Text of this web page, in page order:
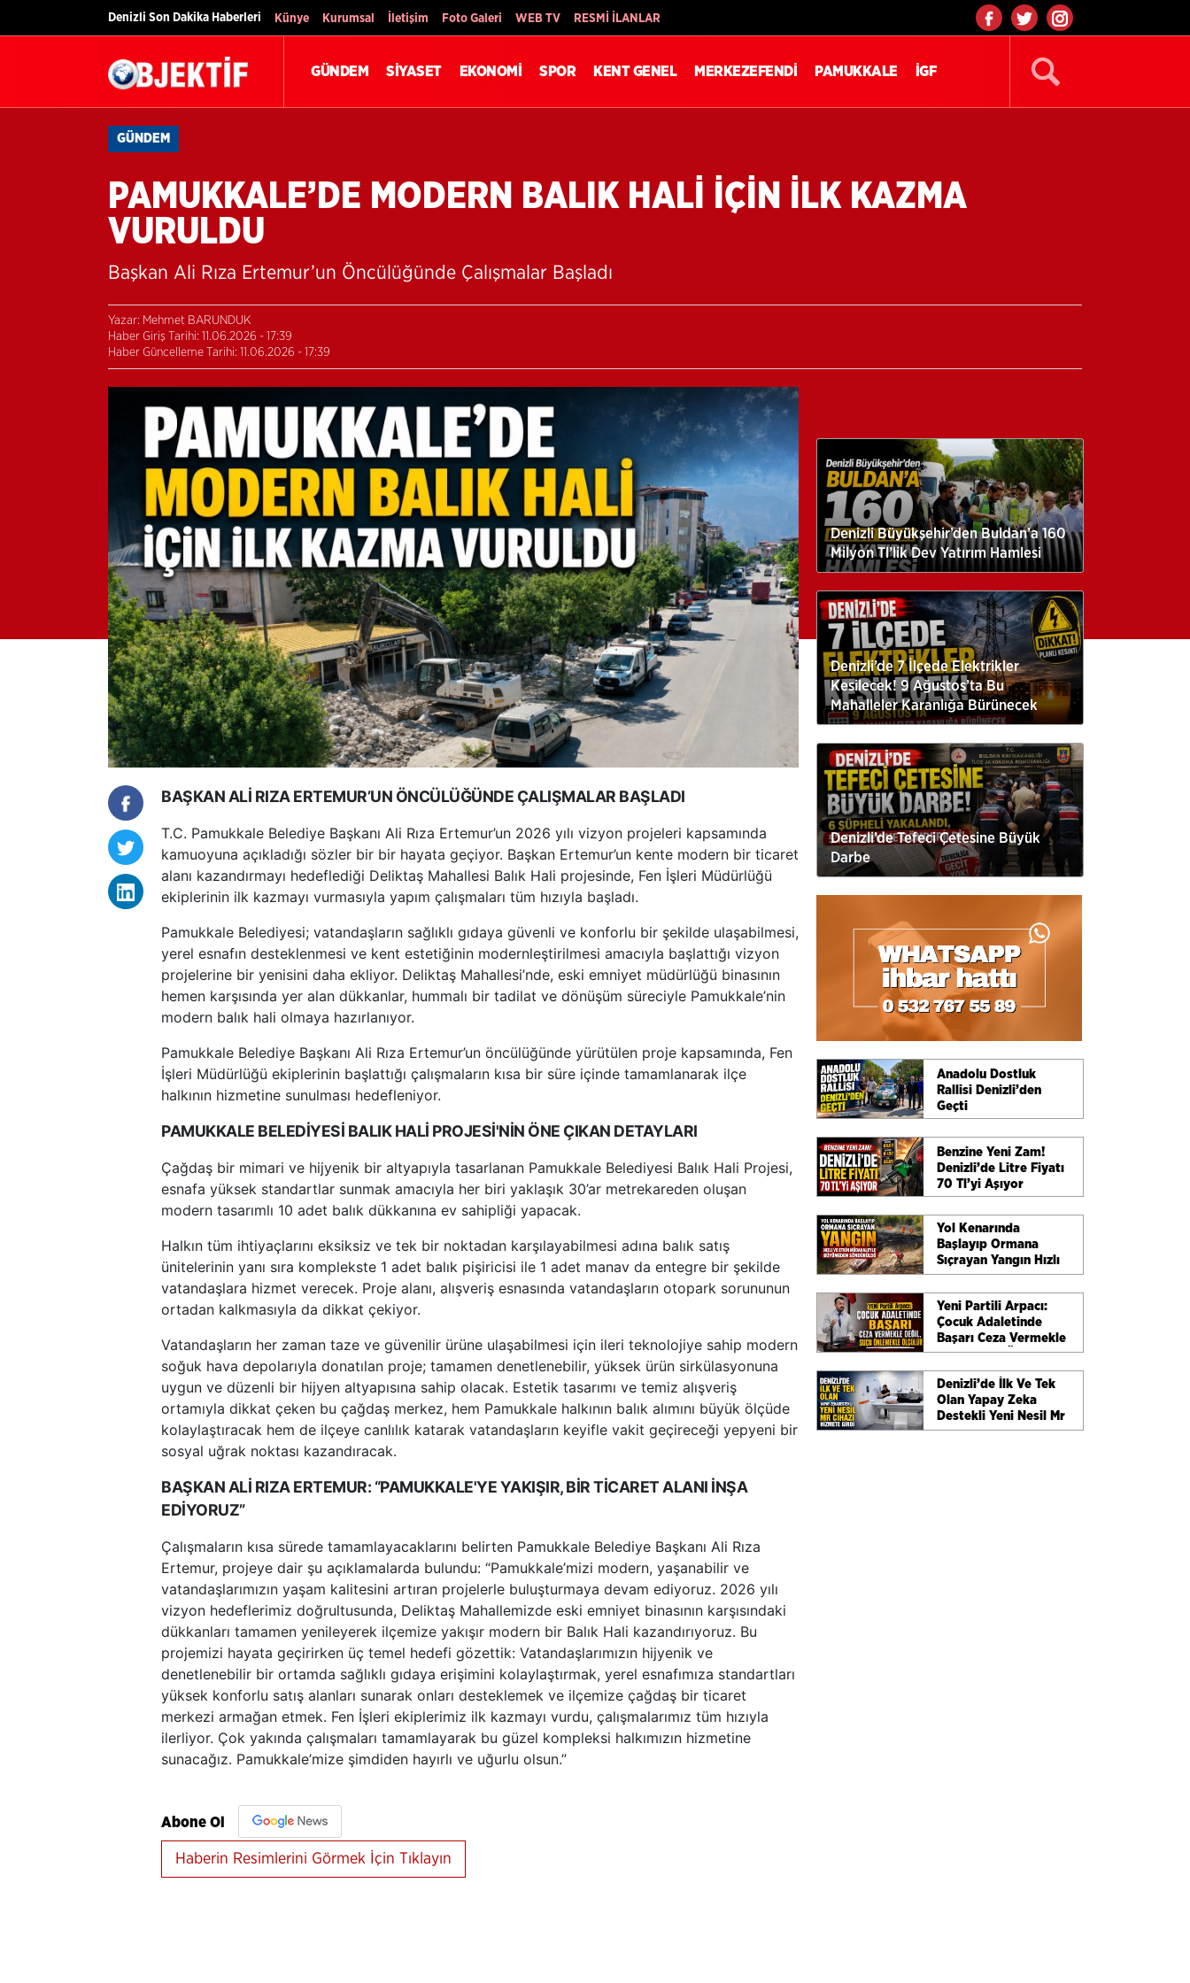
Denizli Son Dakika Haberleri Künye Kurumsal İletişim Foto Galeri WEB TV RESMİ İLANLAR
GÜNDEM SİYASET EKONOMİ SPOR KENT GENEL MERKEZEFENDİ PAMUKKALE İGF
GÜNDEM
PAMUKKALE’DE MODERN BALIK HALİ İÇİN İLK KAZMA
VURULDU
Başkan Ali Rıza Ertemur’un Öncülüğünde Çalışmalar Başladı
Yazar: Mehmet BARUNDUK
Haber Giriş Tarihi: 11.06.2026 - 17:39
Haber Güncelleme Tarihi: 11.06.2026 - 17:39
BAŞKAN ALİ RIZA ERTEMUR’UN ÖNCÜLÜĞÜNDE ÇALIŞMALAR BAŞLADI
T.C. Pamukkale Belediye Başkanı Ali Rıza Ertemur’un 2026 yılı vizyon projeleri kapsamında
kamuoyuna açıkladığı sözler bir bir hayata geçiyor. Başkan Ertemur’un kente modern bir ticaret
alanı kazandırmayı hedeflediği Deliktaş Mahallesi Balık Hali projesinde, Fen İşleri Müdürlüğü
ekiplerinin ilk kazmayı vurmasıyla yapım çalışmaları tüm hızıyla başladı.
Pamukkale Belediyesi; vatandaşların sağlıklı gıdaya güvenli ve konforlu bir şekilde ulaşabilmesi,
yerel esnafın desteklenmesi ve kent estetiğinin modernleştirilmesi amacıyla başlattığı vizyon
projelerine bir yenisini daha ekliyor. Deliktaş Mahallesi’nde, eski emniyet müdürlüğü binasının
hemen karşısında yer alan dükkanlar, hummalı bir tadilat ve dönüşüm süreciyle Pamukkale’nin
modern balık hali olmaya hazırlanıyor.
Pamukkale Belediye Başkanı Ali Rıza Ertemur’un öncülüğünde yürütülen proje kapsamında, Fen
İşleri Müdürlüğü ekiplerinin başlattığı çalışmaların kısa bir süre içinde tamamlanarak ilçe
halkının hizmetine sunulması hedefleniyor.
PAMUKKALE BELEDİYESİ BALIK HALİ PROJESİ'NİN ÖNE ÇIKAN DETAYLARI
Çağdaş bir mimari ve hijyenik bir altyapıyla tasarlanan Pamukkale Belediyesi Balık Hali Projesi,
esnafa yüksek standartlar sunmak amacıyla her biri yaklaşık 30’ar metrekareden oluşan
modern tasarımlı 10 adet balık dükkanına ev sahipliği yapacak.
Halkın tüm ihtiyaçlarını eksiksiz ve tek bir noktadan karşılayabilmesi adına balık satış
ünitelerinin yanı sıra komplekste 1 adet balık pişiricisi ile 1 adet manav da entegre bir şekilde
vatandaşlara hizmet verecek. Proje alanı, alışveriş esnasında vatandaşların otopark sorununun
ortadan kalkmasıyla da dikkat çekiyor.
Vatandaşların her zaman taze ve güvenilir ürüne ulaşabilmesi için ileri teknolojiye sahip modern
soğuk hava depolarıyla donatılan proje; tamamen denetlenebilir, yüksek ürün sirkülasyonuna
uygun ve düzenli bir hijyen altyapısına sahip olacak. Estetik tasarımı ve temiz alışveriş
ortamıyla dikkat çeken bu çağdaş merkez, hem Pamukkale halkının balık alımını büyük ölçüde
kolaylaştıracak hem de ilçeye canlılık katarak vatandaşların keyifle vakit geçireceği yepyeni bir
sosyal uğrak noktası kazandıracak.
BAŞKAN ALİ RIZA ERTEMUR: “PAMUKKALE'YE YAKIŞIR, BİR TİCARET ALANI İNŞA
EDİYORUZ”
Çalışmaların kısa sürede tamamlayacaklarını belirten Pamukkale Belediye Başkanı Ali Rıza
Ertemur, projeye dair şu açıklamalarda bulundu: “Pamukkale’mizi modern, yaşanabilir ve
vatandaşlarımızın yaşam kalitesini artıran projelerle buluşturmaya devam ediyoruz. 2026 yılı
vizyon hedeflerimiz doğrultusunda, Deliktaş Mahallemizde eski emniyet binasının karşısındaki
dükkanları tamamen yenileyerek ilçemize yakışır modern bir Balık Hali kazandırıyoruz. Bu
projemizi hayata geçirirken üç temel hedefi gözettik: Vatandaşlarımızın hijyenik ve
denetlenebilir bir ortamda sağlıklı gıdaya erişimini kolaylaştırmak, yerel esnafımıza standartları
yüksek konforlu satış alanları sunarak onları desteklemek ve ilçemize çağdaş bir ticaret
merkezi armağan etmek. Fen İşleri ekiplerimiz ilk kazmayı vurdu, çalışmalarımız tüm hızıyla
ilerliyor. Çok yakında çalışmaları tamamlayarak bu güzel kompleksi halkımızın hizmetine
sunacağız. Pamukkale’mize şimdiden hayırlı ve uğurlu olsun.”
Abone Ol
Haberin Resimlerini Görmek İçin Tıklayın
Denizli Büyükşehir’den Buldan’a 160
Milyon Tl’lik Dev Yatırım Hamlesi
Denizli’de 7 İlçede Elektrikler
Kesilecek! 9 Ağustos’ta Bu
Mahalleler Karanlığa Bürünecek
Denizli’de Tefeci Çetesine Büyük
Darbe
Anadolu Dostluk
Rallisi Denizli’den
Geçti
Benzine Yeni Zam!
Denizli’de Litre Fiyatı
70 Tl’yi Aşıyor
Yol Kenarında
Başlayıp Ormana
Sıçrayan Yangın Hızlı
Ve Etkin Müdahaleyle
Büyümeden
Söndürüldü
Yeni Partili Arpacı:
Çocuk Adaletinde
Başarı Ceza Vermekle
Değil, Suçu Önlemekle
Ölçülür
Denizli’de İlk Ve Tek
Olan Yapay Zeka
Destekli Yeni Nesil Mr
Cihazı Hizmete Girdi